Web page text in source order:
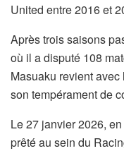
United entre 2016 et
Après trois saisons
où il a disputé 108
Masuaku revient avec
son tempérament de
Le 27 janvier 2026,
prêté au sein du